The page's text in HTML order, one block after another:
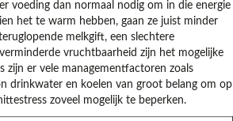
voeding dan normaal nodig om in die energie
het te warm hebben, gaan ze juist minder
melkgift, een slechtere
vruchtbaarheid zijn het mogelijke
zijn er vele managementfactoren zoals
drinkwater en koelen van groot belang om op
zoveel mogelijk te beperken.